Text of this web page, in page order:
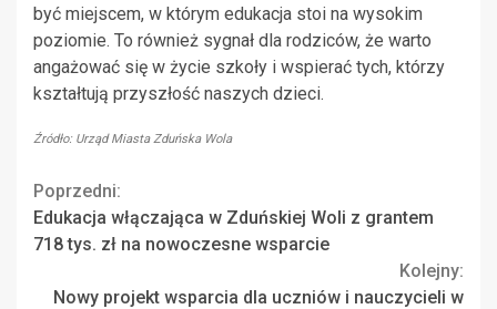
być miejscem, w którym edukacja stoi na wysokim
poziomie. To również sygnał dla rodziców, że warto
angażować się w życie szkoły i wspierać tych, którzy
kształtują przyszłość naszych dzieci.
Źródło: Urząd Miasta Zduńska Wola
Continue
Reading
Poprzedni:
Edukacja włączająca w Zduńskiej Woli z grantem
718 tys. zł na nowoczesne wsparcie
Kolejny:
Nowy projekt wsparcia dla uczniów i nauczycieli w